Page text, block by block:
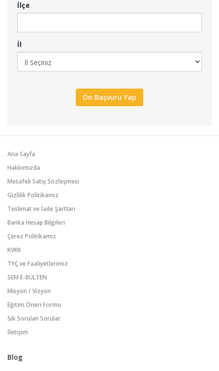
İlçe
İl
Ana Sayfa
Hakkımızda
Mesafeli Satış Sözleşmesi
Gizlilik Politikamız
Teslimat ve İade Şartları
Banka Hesap Bilgileri
Çerez Politikamız
KVKK
TYÇ ve Faaliyetlerimiz
SEM E-BÜLTEN
Misyon / Vizyon
Eğitim Öneri Formu
Sık Sorulan Sorular
İletişim
Blog